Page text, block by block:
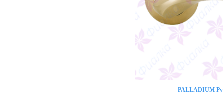
PALLADIUM